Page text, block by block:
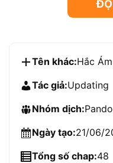
Tên khác:Hắc
Tác giả:Updating
Nhóm dịch:
Ngày tạo:21/06/
Tổng số chap:48